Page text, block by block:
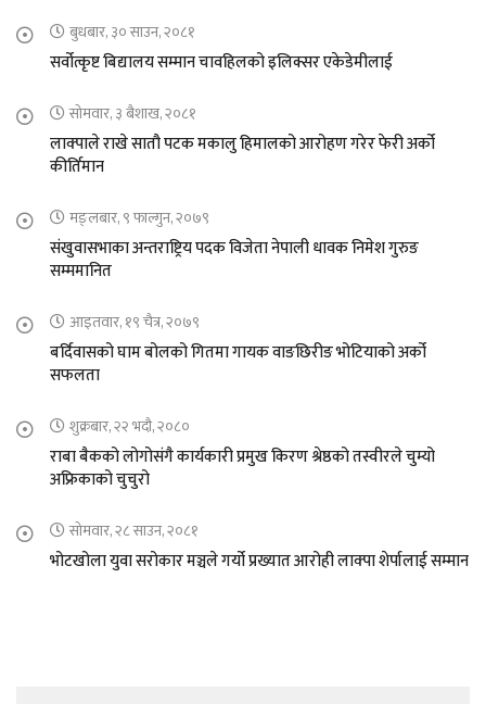
बुधबार, ३० साउन, २०८१
सर्वोत्कृष्ट बिद्यालय सम्मान चावहिलको इलिक्सर एकेडेमीलाई
सोमवार, ३ बैशाख, २०८१
लाक्पाले राखे सातौ पटक मकालु हिमालको आरोहण गरेर फेरी अर्को
कीर्तिमान
मङ्लबार, ९ फाल्गुन, २०७९
संखुवासभाका अन्तराष्ट्रिय पदक विजेता नेपाली धावक निमेश गुरुङ
सम्ममानित
आइतवार, १९ चैत्र, २०७९
बर्दिवासको घाम बोलको गितमा गायक वाङछिरीङ भोटियाको अर्को
सफलता
शुक्रबार, २२ भदौ, २०८०
राबा बैकको लोगोसंगै कार्यकारी प्रमुख किरण श्रेष्ठको तस्वीरले चुम्यो
अफ्रिकाको चुचुरो
सोमवार, २८ साउन, २०८१
भोटखोला युवा सरोकार मञ्चले गर्यो प्रख्यात आरोही लाक्पा शेर्पालाई सम्मान